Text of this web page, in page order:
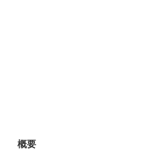
概要